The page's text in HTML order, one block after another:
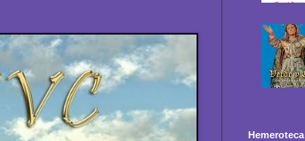
Hemeroteca